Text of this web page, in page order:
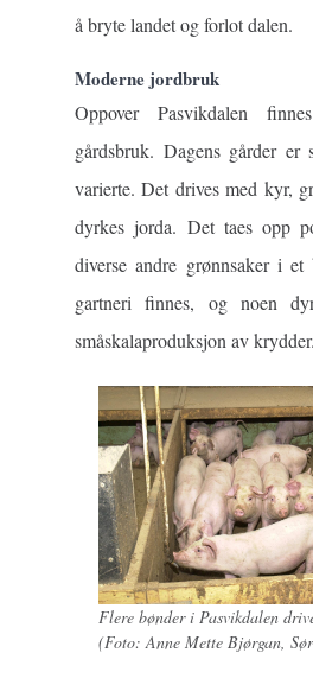
å bryte landet og forlot dalen.
Moderne jordbruk
Oppover Pasvikdalen
gårdsbruk. Dagens gårder er
varierte. Det drives med kyr,
dyrkes jorda. Det taes opp
diverse andre grønnsaker i
gartneri finnes, og noen
småskalaproduksjon av krydder.
Flere bønder i Pasvikdalen
(Foto: Anne Mette Bjørgan,